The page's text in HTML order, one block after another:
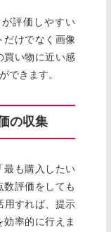
評価しやすい
だけでなく画像
買い物に近い感
できます。
の収集
最も購入したい
数評価をしても
用すれば、提示
効率的に行えま